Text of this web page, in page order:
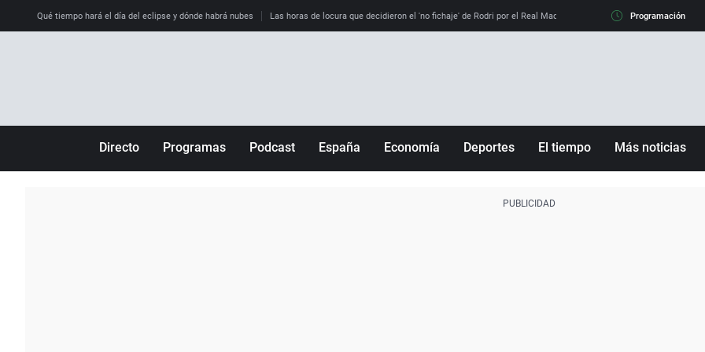
Qué tiempo hará el día del eclipse y dónde habrá nubes Las horas de locura que decidieron el 'no fichaje' de Rodri por el Real Madrid y su 'sí' al Barça La llamada
Programación
Directo Programas Podcast España Economía Deportes El tiempo Más noticias